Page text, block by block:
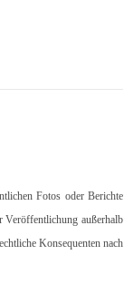
Fotos oder Berichte
Veröffentlichung außerhalb
Konsequenten nach